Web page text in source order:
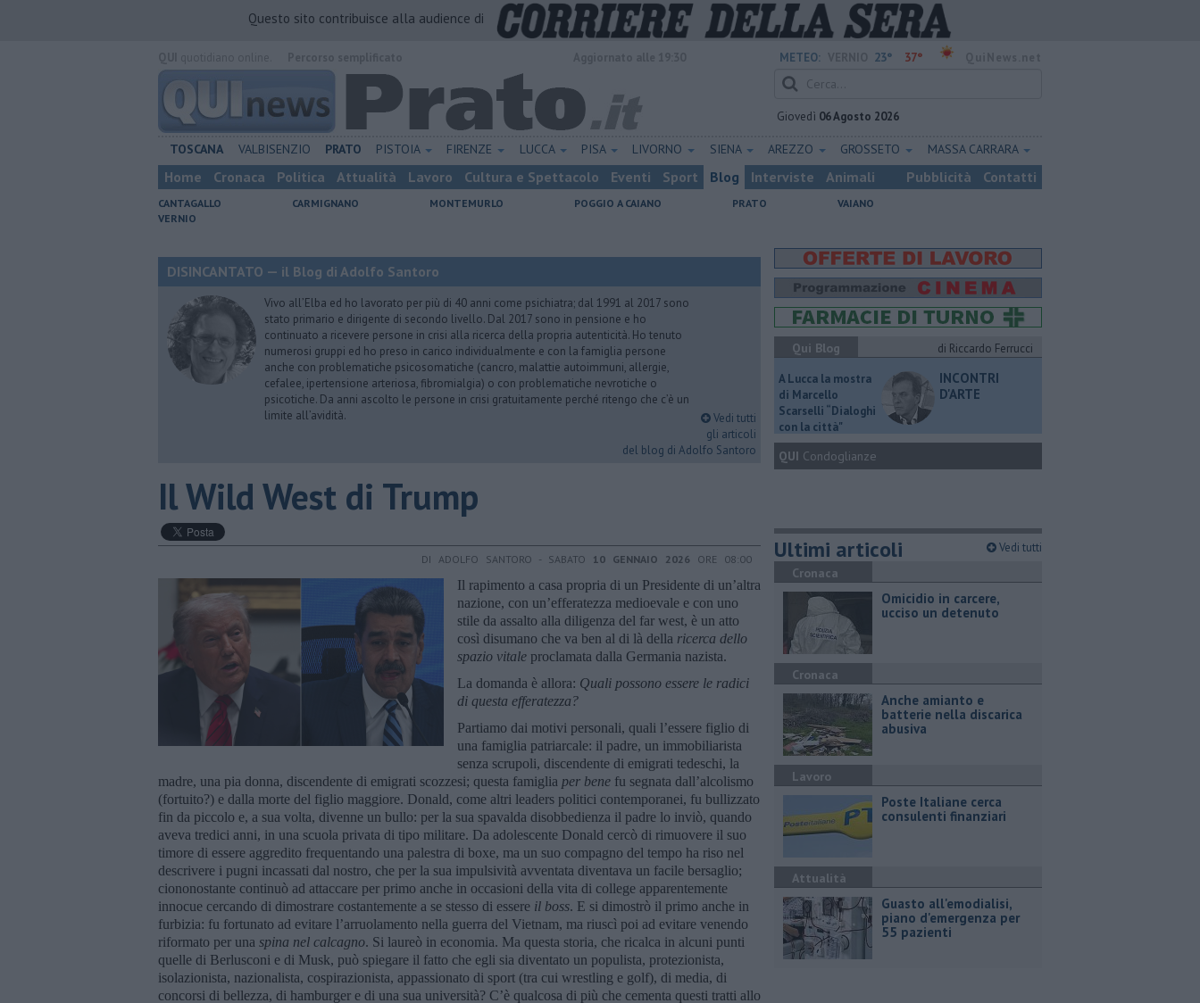
Questo sito contribuisce alla audience di
METEO: 23° 37°
Giovedì 06 Agosto 2026
TOSCANA VALBISENZIO PRATO PISTOIA FIRENZE LUCCA PISA LIVORNO SIENA AREZZO GROSSETO MASSA CARRARA
Home Cronaca Politica Attualità Lavoro Cultura e Spettacolo Eventi Sport Blog Interviste Animali Pubblicità Contatti
CANTAGALLO CARMIGNANO MONTEMURLO POGGIO A CAIANO PRATO
VAIANO
VERNIO
DISINCANTATO — il Blog di Adolfo Santoro
Vivo all’Elba ed ho lavorato per più di 40 anni come psichiatra; dal 1991 al 2017 sono
stato primario e dirigente di secondo livello. Dal 2017 sono in pensione e ho
continuato a ricevere persone in crisi alla ricerca della propria autenticità. Ho tenuto
numerosi gruppi ed ho preso in carico individualmente e con la famiglia persone
anche con problematiche psicosomatiche (cancro, malattie autoimmuni, allergie,
cefalee, ipertensione arteriosa, fibromialgia) o con problematiche nevrotiche o
psicotiche. Da anni ascolto le persone in crisi gratuitamente perché ritengo che c’è un
limite all’avidità.
Vedi tutti
gli articoli
del blog di Adolfo Santoro
​Il Wild West di Trump
DI ADOLFO SANTORO - SABATO 10 GENNAIO 2026 ORE 08:00
Il rapimento a casa propria di un Presidente di un’altra
nazione, con un’efferatezza medioevale e con uno
stile da assalto alla diligenza del far west, è un atto
così disumano che va ben al di là della ricerca dello
spazio vitale proclamata dalla Germania nazista.
La domanda è allora: Quali possono essere le radici
di questa efferatezza?
Partiamo dai motivi personali, quali l’essere figlio di
una famiglia patriarcale: il padre, un immobiliarista
senza scrupoli, discendente di emigrati tedeschi, la
madre, una pia donna, discendente di emigrati scozzesi; questa famiglia per bene fu segnata dall’alcolismo
(fortuito?) e dalla morte del figlio maggiore. Donald, come altri leaders politici contemporanei, fu bullizzato
fin da piccolo e, a sua volta, divenne un bullo: per la sua spavalda disobbedienza il padre lo inviò, quando
aveva tredici anni, in una scuola privata di tipo militare. Da adolescente Donald cercò di rimuovere il suo
timore di essere aggredito frequentando una palestra di boxe, ma un suo compagno del tempo ha riso nel
descrivere i pugni incassati dal nostro, che per la sua impulsività avventata diventava un facile bersaglio;
ciononostante continuò ad attaccare per primo anche in occasioni della vita di college apparentemente
innocue cercando di dimostrare costantemente a se stesso di essere il boss. E si dimostrò il primo anche in
furbizia: fu fortunato ad evitare l’arruolamento nella guerra del Vietnam, ma riuscì poi ad evitare venendo
riformato per una spina nel calcagno. Si laureò in economia. Ma questa storia, che ricalca in alcuni punti
quelle di Berlusconi e di Musk, può spiegare il fatto che egli sia diventato un populista, protezionista,
isolazionista, nazionalista, cospirazionista, appassionato di sport (tra cui wrestling e golf), di media, di
concorsi di bellezza, di hamburger e di una sua università? C’è qualcosa di più che cementa questi tratti allo
Qui Blog
di Riccardo Ferrucci
A Lucca la mostra
di Marcello
Scarselli “Dialoghi
con la città"
INCONTRI
D'ARTE
QUI Condoglianze
Ultimi articoli Vedi tutti
Cronaca
Omicidio in carcere,
ucciso un detenuto
Cronaca
Anche amianto e
batterie nella discarica
abusiva
Lavoro
Poste Italiane cerca
consulenti finanziari
Attualità
Guasto all'emodialisi,
piano d'emergenza per
55 pazienti